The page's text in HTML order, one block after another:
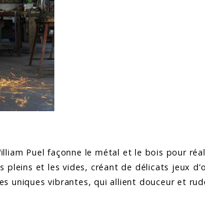
Puel façonne le métal et le bois pour
pleins et les vides, créant de délicats jeux
uniques vibrantes, qui allient douceur et